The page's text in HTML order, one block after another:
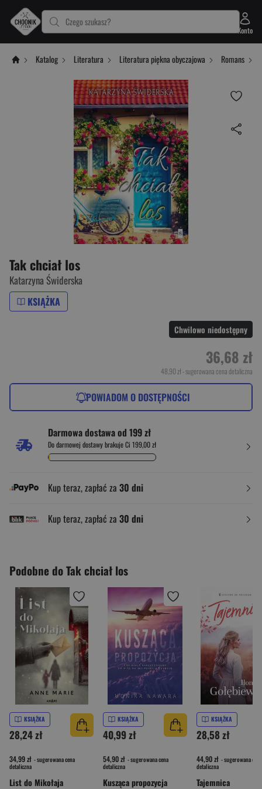
Czego szukasz?
Konto
Katalog Literatura Literatura piękna obyczajowa Romans
Tak chciał los
Katarzyna Świderska
KSIĄŻKA
Chwilowo niedostępny
36,68 zł
48,90 zł- sugerowana cena detaliczna
POWIADOM O DOSTĘPNOŚCI
Darmowa dostawa od 199 zł
Do darmowej dostawy brakuje Ci 199,00 zł
Kup teraz, zapłać za 30 dni
Kup teraz, zapłać za 30 dni
Podobne do Tak chciał los
KSIĄŻKA
28,24 zł
34,99 zł - sugerowana cena
detaliczna
List do Mikołaja
KSIĄŻKA
40,99 zł
54,90 zł - sugerowana cena
detaliczna
Kusząca propozycja
KSIĄŻKA
28,58 zł
44,90 zł - sugerowana cena
detaliczna
Tajemnica